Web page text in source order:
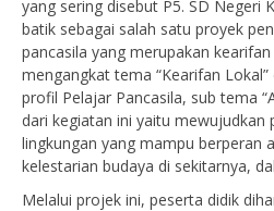
yang sering disebut P5. SD Negeri
batik sebagai salah satu proyek
pancasila yang merupakan
mengangkat tema “Kearifan
profil Pelajar Pancasila, sub tema
dari kegiatan ini yaitu mewujudkan
lingkungan yang mampu berperan
kelestarian budaya di sekitarnya,
Melalui projek ini, peserta didik